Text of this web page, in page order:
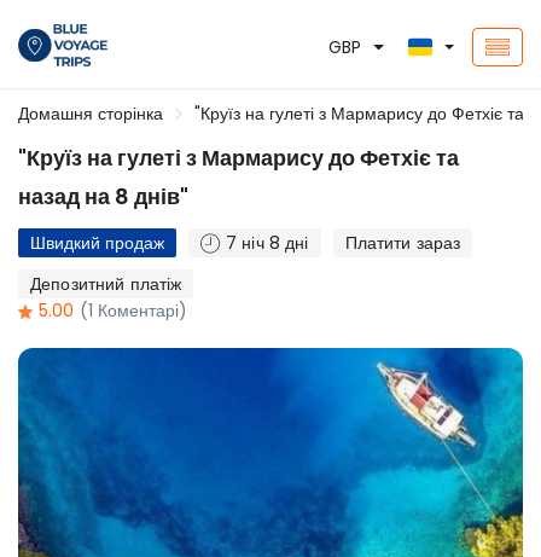
GBP
Домашня сторінка "Круїз на гулеті з Мармарису до Фетхіє та
"Круїз на гулеті з Мармарису до Фетхіє та
назад на 8 днів"
Швидкий продаж 7 ніч 8 дні
Платити зараз
Депозитний платіж
5.00 (1 Коментарі)